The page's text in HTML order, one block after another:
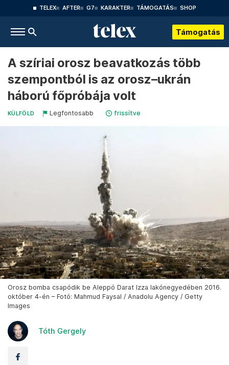
TELEX AFTER G7 KARAKTER TÁMOGATÁS SHOP
Támogatás
A szíriai orosz beavatkozás több
szempontból is az orosz–ukrán
háború főpróbája volt
KÜLFÖLD Legfontosabb frissítve
Orosz bomba csapódik be Aleppó Darat Izza lakónegyedében 2016.
október 4-én – Fotó: Mahmud Faysal / Anadolu Agency / Getty
Images
Tóth Gergely